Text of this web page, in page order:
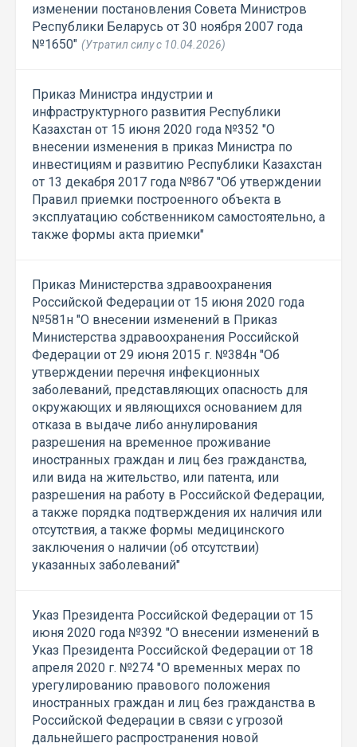
изменении постановления Совета Министров
Республики Беларусь от 30 ноября 2007 года
№1650" (Утратил силу с 10.04.2026)
Приказ Министра индустрии и
инфраструктурного развития Республики
Казахстан от 15 июня 2020 года №352 "О
внесении изменения в приказ Министра по
инвестициям и развитию Республики Казахстан
от 13 декабря 2017 года №867 "Об утверждении
Правил приемки построенного объекта в
эксплуатацию собственником самостоятельно, а
также формы акта приемки"
Приказ Министерства здравоохранения
Российской Федерации от 15 июня 2020 года
№581н "О внесении изменений в Приказ
Министерства здравоохранения Российской
Федерации от 29 июня 2015 г. №384н "Об
утверждении перечня инфекционных
заболеваний, представляющих опасность для
окружающих и являющихся основанием для
отказа в выдаче либо аннулирования
разрешения на временное проживание
иностранных граждан и лиц без гражданства,
или вида на жительство, или патента, или
разрешения на работу в Российской Федерации,
а также порядка подтверждения их наличия или
отсутствия, а также формы медицинского
заключения о наличии (об отсутствии)
указанных заболеваний"
Указ Президента Российской Федерации от 15
июня 2020 года №392 "О внесении изменений в
Указ Президента Российской Федерации от 18
апреля 2020 г. №274 "О временных мерах по
урегулированию правового положения
иностранных граждан и лиц без гражданства в
Российской Федерации в связи с угрозой
дальнейшего распространения новой